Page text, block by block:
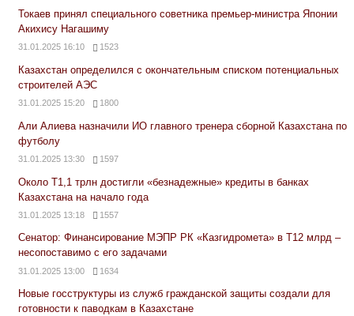
Токаев принял специального советника премьер-министра Японии
Акихису Нагашиму
31.01.2025 16:10 1523
Казахстан определился с окончательным списком потенциальных
строителей АЭС
31.01.2025 15:20 1800
Али Алиева назначили ИО главного тренера сборной Казахстана по
футболу
31.01.2025 13:30 1597
Около Т1,1 трлн достигли «безнадежные» кредиты в банках
Казахстана на начало года
31.01.2025 13:18 1557
Сенатор: Финансирование МЭПР РК «Казгидромета» в Т12 млрд –
несопоставимо с его задачами
31.01.2025 13:00 1634
Новые госструктуры из служб гражданской защиты создали для
готовности к паводкам в Казахстане